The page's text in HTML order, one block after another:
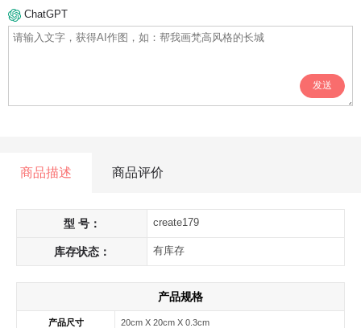
ChatGPT
发送
商品描述 商品评价
型 号： create179
库存状态： 有库存
产品规格
产品尺寸 20cm X 20cm X 0.3cm